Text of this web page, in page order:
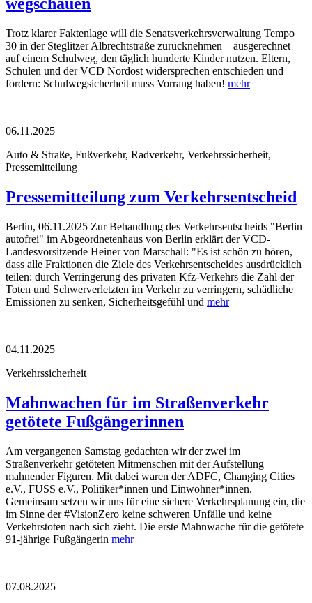
Trotz klarer Faktenlage will die Senatsverkehrsverwaltung Tempo
30 in der Steglitzer Albrechtstraße zurücknehmen – ausgerechnet
auf einem Schulweg, den täglich hunderte Kinder nutzen. Eltern,
Schulen und der VCD Nordost widersprechen entschieden und
fordern: Schulwegsicherheit muss Vorrang haben! mehr
06.11.2025
Auto & Straße, Fußverkehr, Radverkehr, Verkehrssicherheit,
Pressemitteilung
Pressemitteilung zum Verkehrsentscheid
Berlin, 06.11.2025 Zur Behandlung des Verkehrsentscheids "Berlin
autofrei" im Abgeordnetenhaus von Berlin erklärt der VCD-
Landesvorsitzende Heiner von Marschall: "Es ist schön zu hören,
dass alle Fraktionen die Ziele des Verkehrsentscheides ausdrücklich
teilen: durch Verringerung des privaten Kfz-Verkehrs die Zahl der
Toten und Schwerverletzten im Verkehr zu verringern, schädliche
Emissionen zu senken, Sicherheitsgefühl und mehr
04.11.2025
Verkehrssicherheit
Mahnwachen für im Straßenverkehr
getötete Fußgängerinnen
Am vergangenen Samstag gedachten wir der zwei im
Straßenverkehr getöteten Mitmenschen mit der Aufstellung
mahnender Figuren. Mit dabei waren der ADFC, Changing Cities
e.V., FUSS e.V., Politiker*innen und Einwohner*innen.
Gemeinsam setzen wir uns für eine sichere Verkehrsplanung ein, die
im Sinne der #VisionZero keine schweren Unfälle und keine
Verkehrstoten nach sich zieht. Die erste Mahnwache für die getötete
91-jährige Fußgängerin mehr
07.08.2025